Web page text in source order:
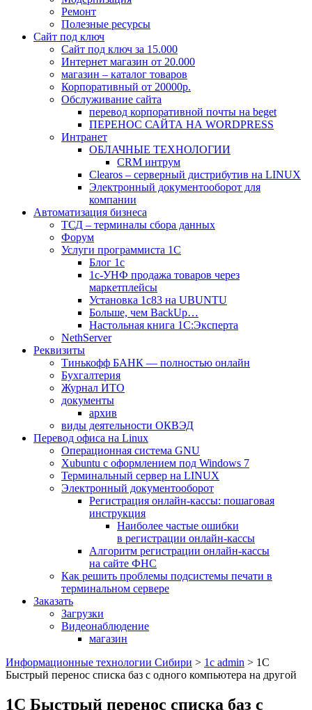
Ремонт
Полезные ресурсы
Сайт под ключ
Сайт под ключ за 15.000
Интернет магазин от 20.000
магазин – каталог товаров
Корпоративный от 20000р.
Обслуживание сайта
перевод корпоративной почты на beget
ПЕРЕНОС САЙТА НА WORDPRESS
Интранет
ОБЛАЧНЫЕ ТЕХНОЛОГИИ
CRM интрум
Сlearos – серверный дистрибутив на LINUX
Электронный документооборот для
компании
Автоматизация бизнеса
ТСД – терминалы сбора данных
Форум
Услуги программиста 1С
Блог 1с
1с-УНФ продажа товаров через
маркетплейсы
Установка 1с83 на UBUNTU
Больше, чем BackUp…
Настольная книга 1С:Эксперта
NethServer
Реквизиты
Тинькофф БАНК — полностью онлайн
Бухгалтерия
Журнал ИТО
документы
архив
виды деятельности ОКВЭД
Перевод офиса на Linux
Операционная система GNU
Xubuntu с оформлением под Windows 7
Терминальный сервер на LINUX
Электронный документооборот
Регистрация онлайн-кассы: пошаговая
инструкция
Наиболее частые ошибки
в регистрации онлайн-кассы
Алгоритм регистрации онлайн-кассы
на сайте ФНС
Как решить проблемы подсистемы печати в
терминальном сервере
Заказать
Загрузки
Видеонаблюдение
магазин
Информационные технологии Сибири > 1c admin > 1С
Быстрый перенос списка баз с одного компьютера на другой
1С Быстрый перенос списка баз с